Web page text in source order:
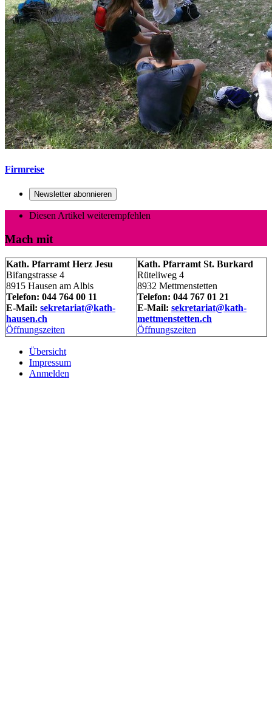
Firmreise
Newsletter abonnieren
Diesen Artikel weiterempfehlen
Mach mit
Kath. Pfarramt Herz Jesu
Bifangstrasse 4
8915 Hausen am Albis
Telefon: 044 764 00 11
E-Mail: sekretariat@kath-
hausen.ch
Öffnungszeiten
Kath. Pfarramt St. Burkard
Rüteliweg 4
8932 Mettmenstetten
Telefon: 044 767 01 21
E-Mail: sekretariat@kath-
mettmenstetten.ch
Öffnungszeiten
Übersicht
Impressum
Anmelden